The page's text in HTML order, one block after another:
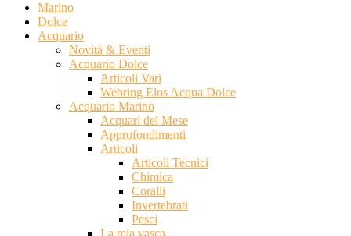
Marino
Dolce
Acquario
Novità & Eventi
Acquario Dolce
Articoli Vari
Webring Elos Acqua Dolce
Acquario Marino
Acquari del Mese
Approfondimenti
Articoli
Articoli Tecnici
Chimica
Coralli
Invertebrati
Pesci
La mia vasca